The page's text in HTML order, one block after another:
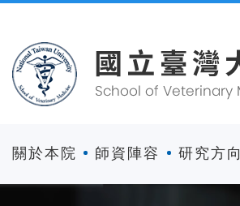
關於本院 師資陣容 研究方向